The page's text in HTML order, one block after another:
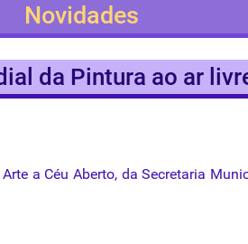
Novidades
da Pintura ao ar
Arte a Céu Aberto, da Secretaria